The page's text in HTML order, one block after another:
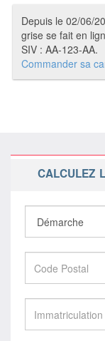
Depuis le 02/06/
grise se fait en
SIV : AA-123-AA.
Commander sa
CALCULEZ